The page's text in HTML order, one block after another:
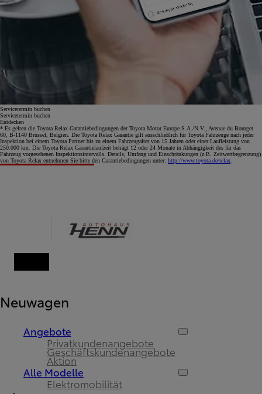
Servicetermin buchen
Servicetermin buchen
Entdecken
* Es gelten die Toyota Relax Garantiebedingungen der Toyota Motor Europe S.A./N.V., Avenue du Bourget
60, B-1140 Brüssel, Belgien. Die Toyota Relax Garantie gilt ausschließlich für Toyota Fahrzeuge nach jeder
Inspektion bei einem Toyota Partner bis zu einem Fahrzeugalter von 15 Jahren oder einer Laufleistung von
250.000 km. Die Toyota Relax Garantielaufzeit beträgt 12 oder 24 Monate in Abhängigkeit des für das
Fahrzeug vorgesehenen Inspektionsintervalls. Details, Umfang und Einschränkungen (z.B. Zeitwertbegrenzung)
von Toyota Relax entnehmen Sie bitte den Garantiebedingungen unter: http://www.toyota.de/relax.
Neuwagen
Angebote
Privatkundenangebote
Geschäftskundenangebote
Aktion
Alle Modelle
Elektromobilität